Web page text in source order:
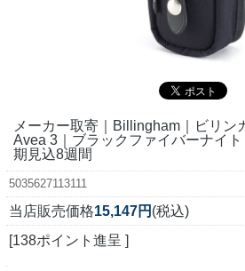
メーカー取寄｜Billingham｜ビリン
Avea 3｜ブラックファイバーナイ
期見込8週間
5035627113111
当店販売価格15,147円 (税込)
[138ポイント進呈 ]